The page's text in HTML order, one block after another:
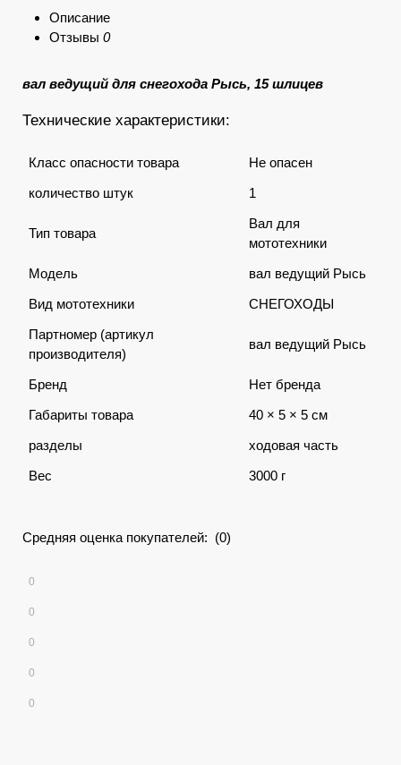
Описание
Отзывы 0
вал ведущий для снегохода Рысь, 15 шлицев
Технические характеристики:
Класс опасности товара
Не опасен
количество штук
1
Тип товара
Вал для
мототехники
Модель
вал ведущий Рысь
Вид мототехники
СНЕГОХОДЫ
Партномер (артикул
производителя)
вал ведущий Рысь
Бренд
Нет бренда
Габариты товара
40 × 5 × 5 см
разделы
ходовая часть
Вес
3000 г
Средняя оценка покупателей: (0)
0
0
0
0
0